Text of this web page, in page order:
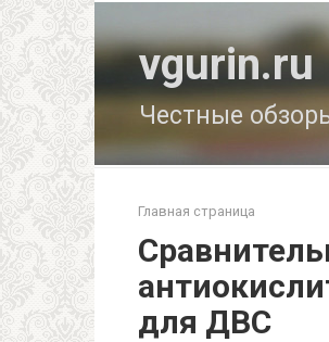
vgurin.ru
Честные
Главная страница
для ДВС